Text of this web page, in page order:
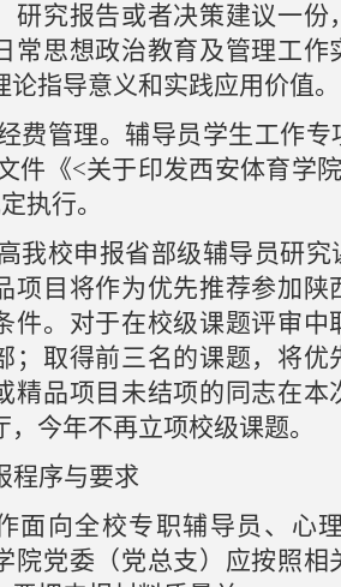
研究报告或者决策建议一份
常思想政治教育及管理工
论指导意义和实践应用价值。
费管理。辅导员学生工作
件《<关于印发西安体育学
执行。
我校申报省部级辅导员研
项目将作为优先推荐参加
件。对于在校级课题评审中
；取得前三名的课题，将优
精品项目未结项的同志在
今年不再立项校级课题。
程序与要求
面向全校专职辅导员、心
院党委（党总支）应按照